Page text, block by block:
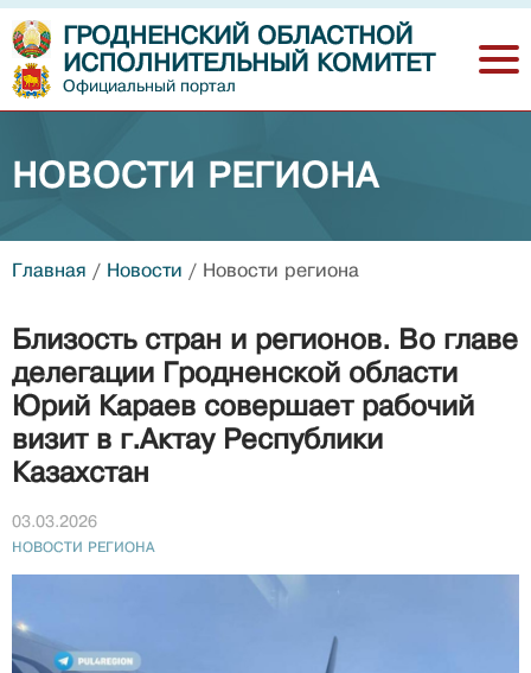
ГРОДНЕНСКИЙ ОБЛАСТНОЙ
ИСПОЛНИТЕЛЬНЫЙ КОМИТЕТ
Официальный портал
НОВОСТИ РЕГИОНА
Главная / Новости / Новости региона
Близость стран и регионов. Во главе
делегации Гродненской области
Юрий Караев совершает рабочий
визит в г.Актау Республики
Казахстан
03.03.2026
НОВОСТИ РЕГИОНА